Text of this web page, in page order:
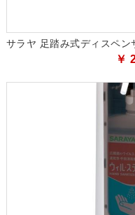
サラヤ 足踏み式ディスペ
￥